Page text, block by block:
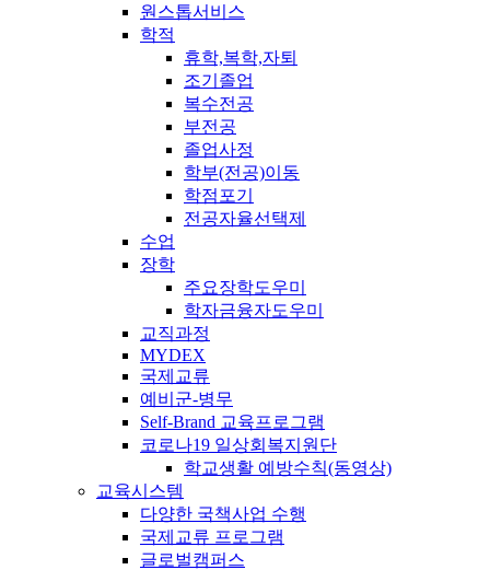
원스톱서비스
학적
휴학,복학,자퇴
조기졸업
복수전공
부전공
졸업사정
학부(전공)이동
학점포기
전공자율선택제
수업
장학
주요장학도우미
학자금융자도우미
교직과정
MYDEX
국제교류
예비군-병무
Self-Brand 교육프로그램
코로나19 일상회복지원단
학교생활 예방수칙(동영상)
교육시스템
다양한 국책사업 수행
국제교류 프로그램
글로벌캠퍼스